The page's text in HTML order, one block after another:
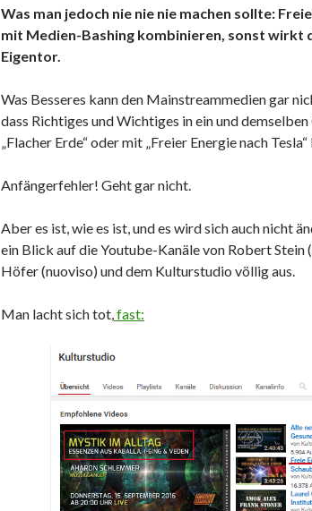
Was man jedoch nie nie nie machen sollte:
mit Medien-Bashing kombinieren, sonst wirkt
Eigentor.
Was Besseres kann den Mainstreammedien gar
dass Richtiges und Wichtiges in ein und
„Flacher Erde“ oder mit „Freier Energie nach
Anfängerfehler! Geht gar nicht.
Aber es ist, wie es ist, und es wird sich auch nicht
ein Blick auf die Youtube-Kanäle von Robert Stein
Höfer (nuoviso) und dem Kulturstudio völlig aus.
Man lacht sich tot, fast: